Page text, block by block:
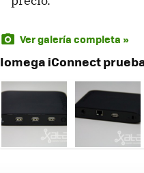
Ver galería completa »
Iomega iConnect